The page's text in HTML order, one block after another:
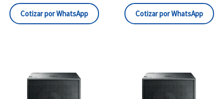
Cotizar por WhatsApp Cotizar por WhatsApp